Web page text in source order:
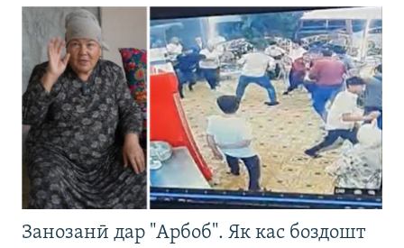
Занозанӣ дар "Арбоб". Як кас боздошт